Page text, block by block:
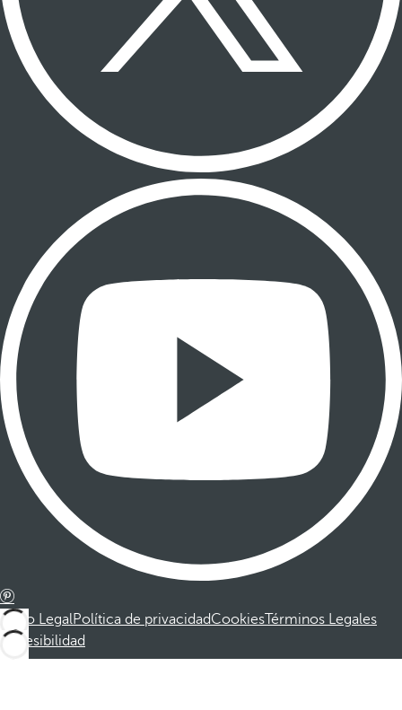
Aviso LegalPolítica de privacidadCookiesTérminos Legales
Accesibilidad